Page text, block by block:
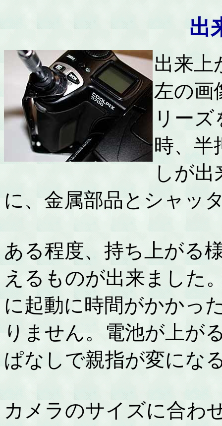
出
出来上
左の画
リー
時、半
しが
に、金属部品とシャッ
ある程度、持ち上がる
えるものが出来ました
に起動に時間がかかっ
りません。電池が上が
ぱなしで親指が変にな
カメラのサイズに合わ